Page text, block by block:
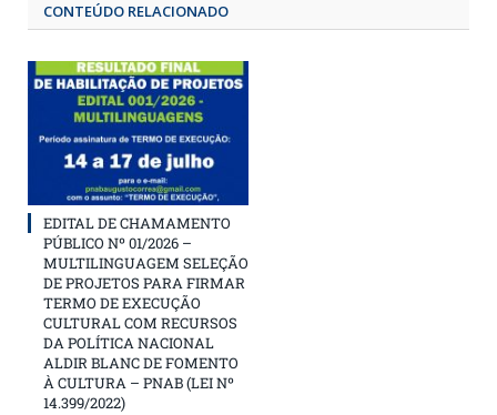
CONTEÚDO RELACIONADO
EDITAL DE CHAMAMENTO
PÚBLICO Nº 01/2026 –
MULTILINGUAGEM SELEÇÃO
DE PROJETOS PARA FIRMAR
TERMO DE EXECUÇÃO
CULTURAL COM RECURSOS
DA POLÍTICA NACIONAL
ALDIR BLANC DE FOMENTO
À CULTURA – PNAB (LEI Nº
14.399/2022)